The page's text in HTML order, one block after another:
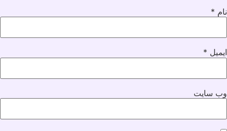
نام *
ایمیل *
وب‌ سایت